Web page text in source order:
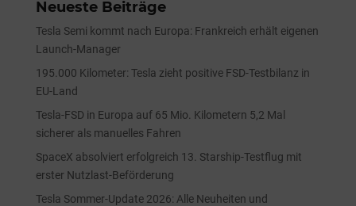
Neueste Beiträge
Tesla Semi kommt nach Europa: Frankreich erhält eigenen
Launch-Manager
195.000 Kilometer: Tesla zieht positive FSD-Testbilanz in
EU-Land
Tesla-FSD in Europa auf 65 Mio. Kilometern 5,2 Mal
sicherer als manuelles Fahren
SpaceX absolviert erfolgreich 13. Starship-Testflug mit
erster Nutzlast-Beförderung
Tesla Sommer-Update 2026: Alle Neuheiten und